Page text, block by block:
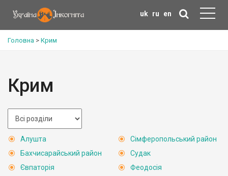
uk ru en
Головна > Крим
Крим
Алушта
Бахчисарайський район
Євпаторія
Сімферопольський район
Судак
Феодосія